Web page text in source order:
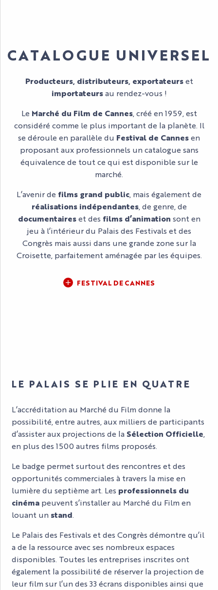
CATALOGUE UNIVERSEL
Producteurs, distributeurs, exportateurset
importateursau rendez-vous !
Le Marché du Film de Cannes, créé en 1959, est
considéré comme le plus important de la planète. Il
se déroule en parallèle du Festival de Cannesen
proposant aux professionnels un catalogue sans
équivalence de tout ce qui est disponible sur le
marché.
L’avenir de films grand public , mais également de
réalisations indépendantes, de genre, de
documentaireset des films d’animation sont en
jeu à l’intérieur du Palais des Festivals et des
Congrès mais aussi dans une grande zone sur la
Croisette, parfaitement aménagée par les équipes.
FESTIVAL DE CANNES
LE PALAIS SE PLIE EN QUATRE
L’accréditation au Marché du Film donne la
possibilité, entre autres, aux milliers de participants
d’assister aux projections de la Sélection Officielle
en plus des 1500 autres films proposés.
Le badge permet surtout des rencontres et des
opportunités commerciales à travers la mise en
lumière du septième art. Les professionnels du
cinéma peuvent s’installer au Marché du Film en
louant un stand.
Le Palais des Festivals et des Congrès démontre qu’il
a de la ressource avec ses nombreux espaces
disponibles. Toutes les entreprises inscrites ont
également la possibilité de réserver la projection de
leur film sur l’un des 33 écrans disponibles ainsi que